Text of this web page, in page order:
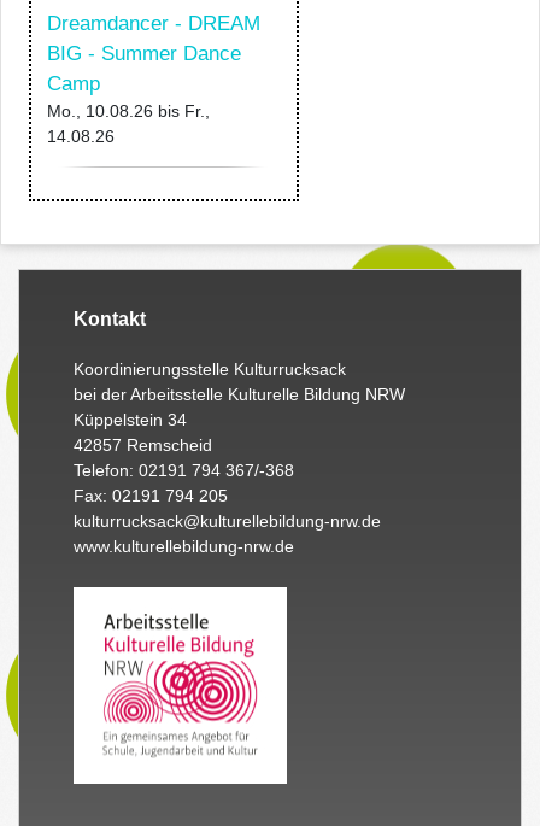
Dreamdancer - DREAM
BIG - Summer Dance
Camp
Mo., 10.08.26 bis Fr.,
14.08.26
Kontakt
Koordinierungsstelle Kulturrucksack
bei der Arbeitsstelle Kulturelle Bildung NRW
Küppelstein 34
42857 Remscheid
Telefon: 02191 794 367/-368
Fax: 02191 794 205
kulturrucksack@kulturellebildung-nrw.de
www.kulturellebildung-nrw.de